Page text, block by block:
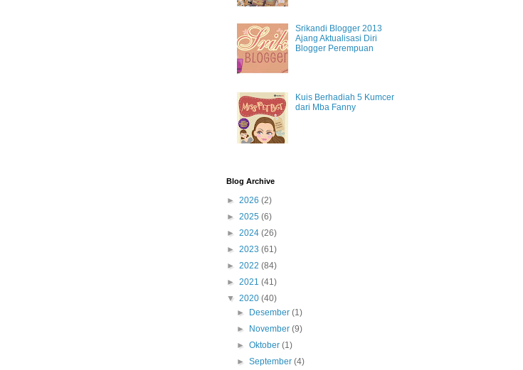
Srikandi Blogger 2013
Ajang Aktualisasi Diri
Blogger Perempuan
Kuis Berhadiah 5 Kumcer
dari Mba Fanny
Blog Archive
► 2026 (2)
► 2025 (6)
► 2024 (26)
► 2023 (61)
► 2022 (84)
► 2021 (41)
▼ 2020 (40)
► Desember(1)
► November(9)
►Oktober(1)
►September(4)